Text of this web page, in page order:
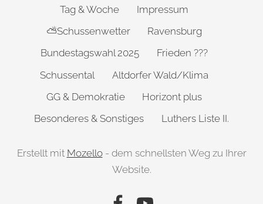
Tag & Woche
Impressum
⛅Schussenwetter
Ravensburg
Bundestagswahl 2025
Frieden ???
Schussental
Altdorfer Wald/Klima
GG & Demokratie
Horizont plus
Besonderes & Sonstiges
Luthers Liste II.
Erstellt mit Mozello- dem schnellsten Weg zu Ihrer
Website.